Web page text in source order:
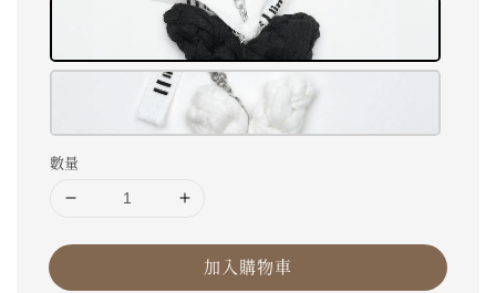
數量
加入購物車